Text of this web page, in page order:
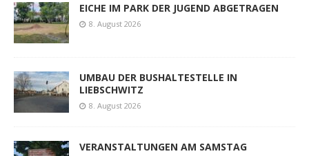
EICHE IM PARK DER JUGEND ABGETRAGEN
8. August 2026
UMBAU DER BUSHALTESTELLE IN
LIEBSCHWITZ
8. August 2026
VERANSTALTUNGEN AM SAMSTAG